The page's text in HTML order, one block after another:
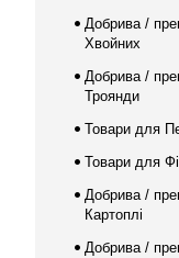
Добрива /
Хвойних
Добрива /
Троянди
Товари для
Товари для
Добрива /
Картоплі
Добрива /